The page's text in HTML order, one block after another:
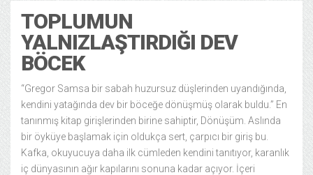
TOPLUMUN
YALNIZLAŞTIRDIĞI DEV
BÖCEK
“Gregor Samsa bir sabah huzursuz düşlerinden uyandığında,
kendini yatağında dev bir böceğe dönüşmüş olarak buldu.” En
tanınmış kitap girişlerinden birine sahiptir, Dönüşüm. Aslında
bir öyküye başlamak için oldukça sert, çarpıcı bir giriş bu.
Kafka, okuyucuya daha ilk cümleden kendini tanıtıyor, karanlık
iç dünyasının ağır kapılarını sonuna kadar açıyor. İçeri